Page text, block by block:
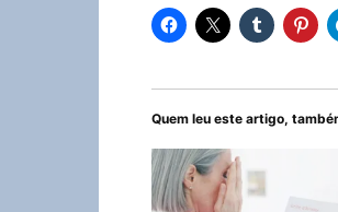
Quem leu este artigo,